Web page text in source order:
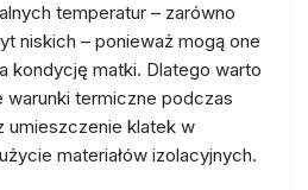
temperatur – zarówno
niskich – ponieważ mogą one
kondycję matki. Dlatego warto
termiczne podczas
umieszczenie klatek w
materiałów izolacyjnych.